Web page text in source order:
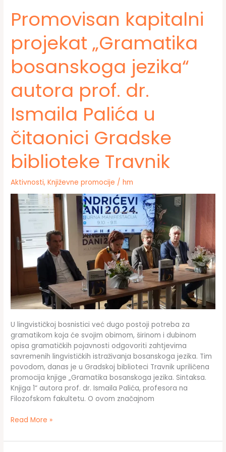
–
Razmjena
iskustava
promocija
kulture
Promovisan kapitalni
projekat „Gramatika
bosanskoga jezika“
autora prof. dr.
Ismaila Palića u
čitaonici Gradske
biblioteke Travnik
Aktivnosti,Književne promocije /hm
U lingvističkoj bosnistici već dugo postoji potreba za
gramatikom koja će svojim obimom, širinom i dubinom
opisa gramatičkih pojavnosti odgovoriti zahtjevima
savremenih lingvističkih istraživanja bosanskoga jezika. Tim
povodom, danas je u Gradskoj biblioteci Travnik upriličena
promocija knjige „Gramatika bosanskoga jezika. Sintaksa.
Knjiga 1“ autora prof. dr. Ismaila Palića, profesora na
Filozofskom fakultetu. O ovom značajnom
Promovisan
projekat
Read More »